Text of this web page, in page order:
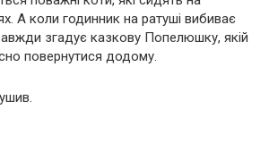
А коли годинник на ратуші вибиває
згадує казкову Попелюшку, якій
повернутися додому.